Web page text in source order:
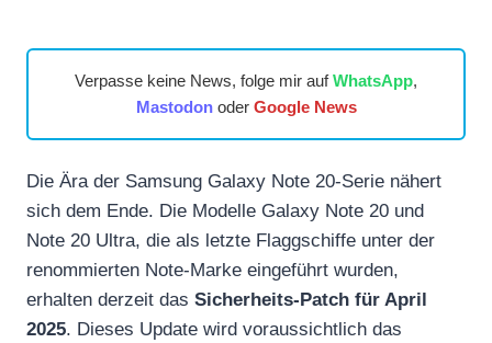
Verpasse keine News, folge mir aufWhatsApp,
Mastodonoder Google News
Die Ära der Samsung Galaxy Note 20-Serie nähert
sich dem Ende. Die Modelle Galaxy Note 20 und
Note 20 Ultra, die als letzte Flaggschiffe unter der
renommierten Note-Marke eingeführt wurden,
erhalten derzeit das Sicherheits-Patch für April
2025. Dieses Update wird voraussichtlich das